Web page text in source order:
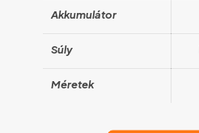
Akkumulátor
Súly
Méretek